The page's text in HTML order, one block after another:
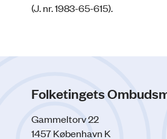
(J. nr. 1983-65-615).
Folketingets
Gammeltorv 22
1457 København K